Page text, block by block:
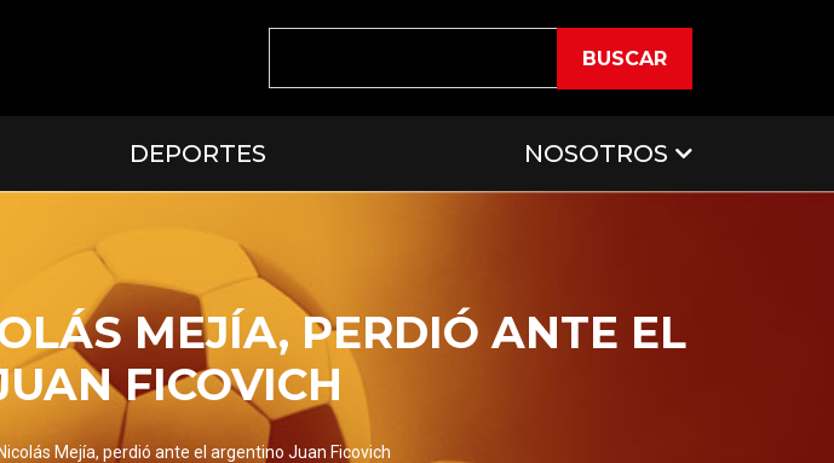
BUSCAR
DEPORTES NOSOTROS
MEJÍA, PERDIÓ ANTE EL
FICOVICH
Mejía, perdió ante el argentino Juan Ficovich